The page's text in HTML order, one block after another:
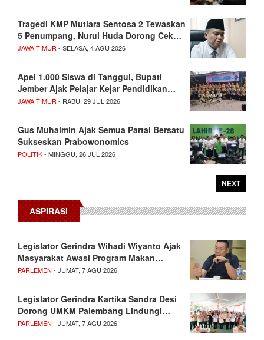
Tragedi KMP Mutiara Sentosa 2 Tewaskan
5 Penumpang, Nurul Huda Dorong Cek…
JAWA TIMUR - SELASA, 4 AGU 2026
Apel 1.000 Siswa di Tanggul, Bupati
Jember Ajak Pelajar Kejar Pendidikan…
JAWA TIMUR - RABU, 29 JUL 2026
Gus Muhaimin Ajak Semua Partai Bersatu
Sukseskan Prabowonomics
POLITIK- MINGGU, 26 JUL 2026
NEXT
ASPIRASI
Legislator Gerindra Wihadi Wiyanto Ajak
Masyarakat Awasi Program Makan…
PARLEMEN - JUMAT, 7 AGU 2026
Legislator Gerindra Kartika Sandra Desi
Dorong UMKM Palembang Lindungi…
PARLEMEN - JUMAT, 7 AGU 2026